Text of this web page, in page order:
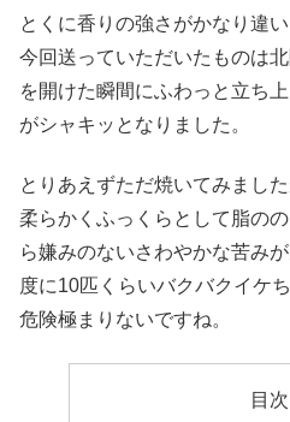
とくに香りの強さがかなり違い
今回送っていただいたものは
を開けた瞬間にふわっと立ち
がシャキッとなりました。
とりあえずただ焼いてみまし
柔らかくふっくらとして脂の
ら嫌みのないさわやかな苦み
度に10匹くらいバクバクイケち
危険極まりないですね。
目次